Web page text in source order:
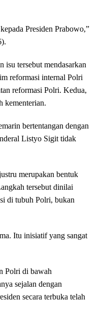
Presiden Prabowo,”
tersebut mendasarkan
reformasi internal Polri
reformasi Polri. Kedua,
kementerian.
bertentangan dengan
Listyo Sigit tidak
merupakan bentuk
tersebut dinilai
di tubuh Polri, bukan
Itu inisiatif yang sangat
Polri di bawah
sejalan dengan
secara terbuka telah